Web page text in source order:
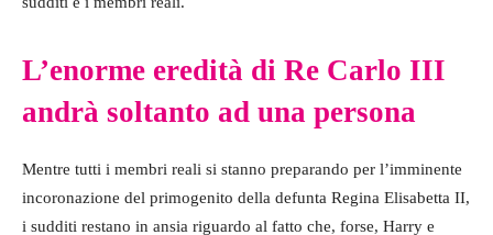
L’enorme eredità di Re Carlo III
andrà soltanto ad una persona
Mentre tutti i membri reali si stanno preparando per l’imminente
incoronazione del primogenito della defunta Regina Elisabetta II,
i sudditi restano in ansia riguardo al fatto che, forse, Harry e